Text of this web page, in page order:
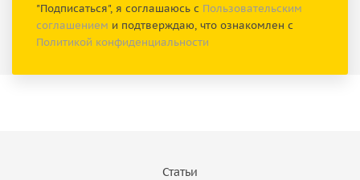
"Подписаться", я соглашаюсь с Пользовательским
соглашением и подтверждаю, что ознакомлен с
Политикой конфиденциальности
Статьи